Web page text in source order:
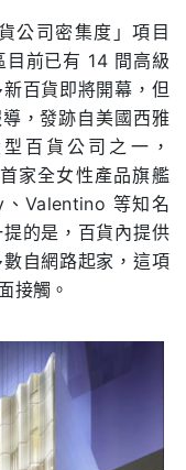
公司密集度」項目
目前已有 14 間高級
百貨即將開幕，但
，發跡自美國西雅
百貨公司之一，
家全女性產品旗艦
、Valentino 等知名
的是，百貨內提供
自網路起家，這項
接觸。